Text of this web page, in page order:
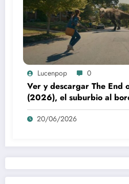
Lucenpop 0
Ver y descargar The End
(2026), el suburbio al
la poética visual de The
Street
20/06/2026